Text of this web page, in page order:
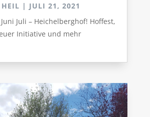
| JULI 21, 2021
Juli – Heichelberghof! Hoffest,
Initiative und mehr